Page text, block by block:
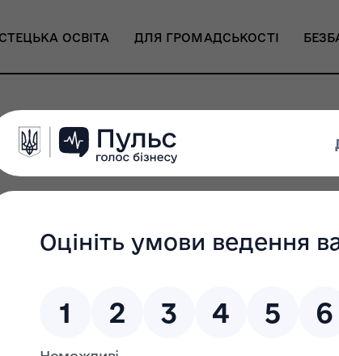
ОСВІТА ДЛЯ ГРОМАДСЬКОСТІ
Українка: 150